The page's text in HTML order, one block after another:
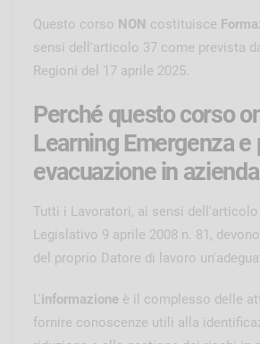
Questo corso NON costituisce
sensi dell'articolo 37 come prevista
Regioni del 17 aprile 2025.
Perché questo corso
Learning Emergenza e
evacuazione in
Tutti i Lavoratori, ai sensi
Legislativo 9 aprile 2008 n. 81,
del proprio Datore di lavoro
L'informazione è il complesso delle
fornire conoscenze utili alla